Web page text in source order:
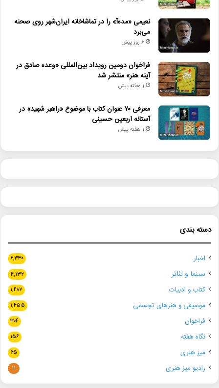
نعیمی «مده‌آ» را در تماشاخانه ایران‌شهر روی صحنه
می‌برد
6 روز پیش
فراخوان دومین رویداد بین‌المللی «وعده صادق در
آینه هنر» منتشر شد
1 هفته پیش
معرفی ۷۰ عنوان کتاب با موضوع «راهبر شهید» در
آستانه اربعین حسینی
1 هفته پیش
دسته بندی
اخبار ۶,۳۳۰
سینما و تئاتر ۴,۱۳۲
کتاب و ادبیات ۱,۴۸۷
موسیقی و هنرهای تجسمی ۱,۴۵۵
فراخوان ۳۰۴
نگاه هفته ۱۵۶
میز هنری ۶۵
رادیو میز هنری ۱۱